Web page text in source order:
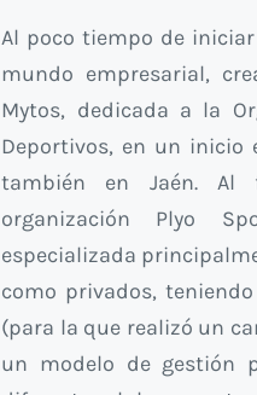
Al poco tiempo de
mundo empresarial,
Mytos, dedicada a la
Deportivos, en un inicio
también en Jaén. Al
organización Plyo
especializada
como privados,
(para la que realizó un
un modelo de gestión